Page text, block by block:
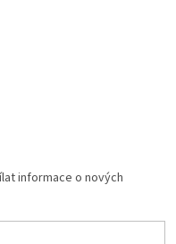
informace o nových